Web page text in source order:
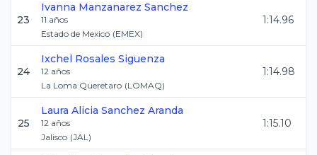
23
Ivanna Manzanarez Sanchez
11 años
Estado de Mexico (EMEX)
1:14.96
24
Ixchel Rosales Siguenza
12 años
La Loma Queretaro (LOMAQ)
1:14.98
25
Laura Alicia Sanchez Aranda
12 años
Jalisco (JAL)
1:15.10